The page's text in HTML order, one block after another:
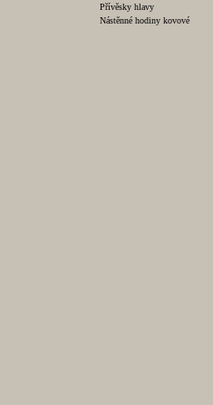
Přívěsky hlavy
Nástěnné hodiny kovové